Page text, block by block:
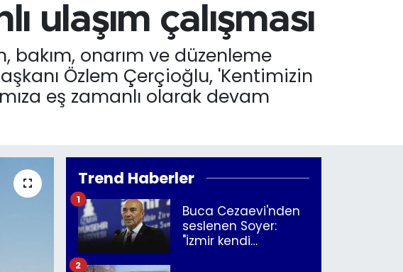
%70
ulaşım çalışması
bakım, onarım ve düzenleme
Özlem Çerçioğlu, 'Kentimizin
eş zamanlı olarak devam
Trend Haberler
Buca Cezaevi'nden
seslenen Soyer:
"İzmir kendi
1
2